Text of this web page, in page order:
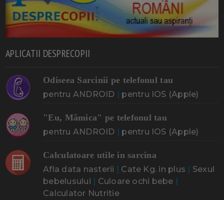
APLICATII DESPRECOPII
Odiseea Sarcinii pe telefonul tau
pentru ANDROID | pentru IOS (Apple)
"Eu, Mămica" pe telefonul tau
pentru ANDROID | pentru IOS (Apple)
Calculatoare utile in sarcina
Afla data nasterii | Cate Kg. in plus | Sexul
bebelusului | Culoare ochi bebe |
Calculator Nutritie